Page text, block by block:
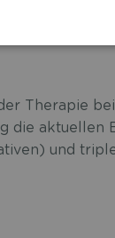
Therapie
die aktuellen
und